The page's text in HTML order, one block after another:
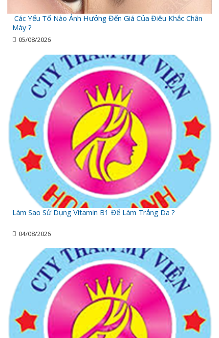
Các Yếu Tố Nào Ảnh Hưởng Đến Giá Của Điêu Khắc Chân
Mày ?
05/08/2026
Làm Sao Sử Dụng Vitamin B1 Để Làm Trắng Da ?
04/08/2026